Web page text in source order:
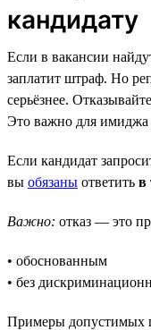
кандидату
Если в вакансии
заплатит штраф. Но
серьёзнее.
Это важно для имиджа
Если кандидат
вы обязаны ответить в
Важно: отказ — это
• обоснованным
• без
Примеры допустимых